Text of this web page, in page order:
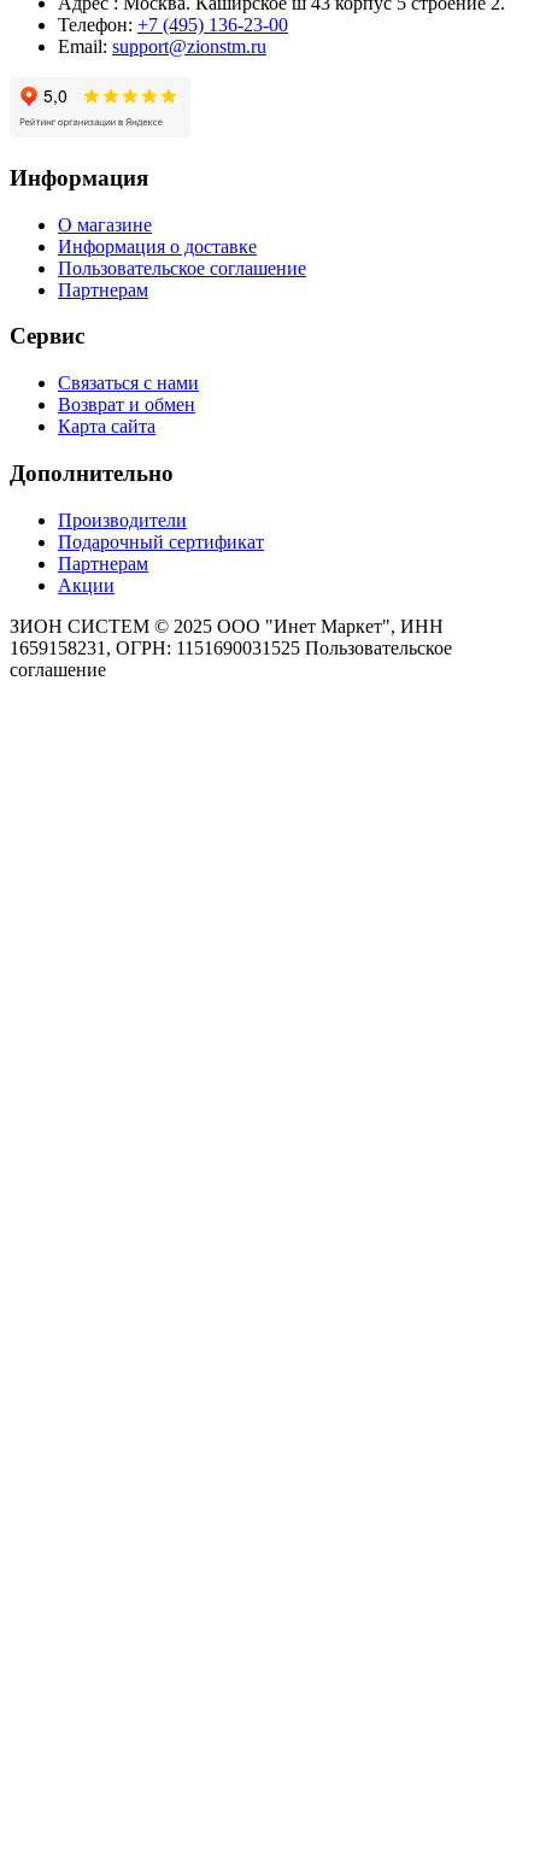
Телефон: +7 (495) 136-23-00
Email: support@zionstm.ru
Информация
О магазине
Информация о доставке
Пользовательское соглашение
Партнерам
Сервис
Связаться с нами
Возврат и обмен
Карта сайта
Дополнительно
Производители
Подарочный сертификат
Партнерам
Акции
ЗИОН СИСТЕМ © 2025 ООО "Инет Маркет", ИНН
1659158231, ОГРН: 1151690031525 Пользовательское
соглашение